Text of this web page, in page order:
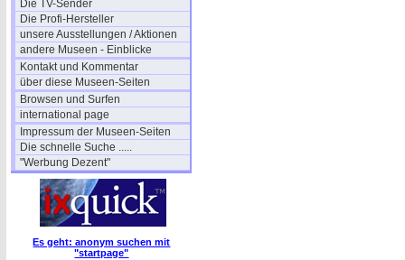
Die TV-Sender
Die Profi-Hersteller
unsere Ausstellungen / Aktionen
andere Museen - Einblicke
Kontakt und Kommentar
über diese Museen-Seiten
Browsen und Surfen
international page
Impressum der Museen-Seiten
Die schnelle Suche .....
"Werbung Dezent"
Es geht: anonym suchen mit
"startpage"